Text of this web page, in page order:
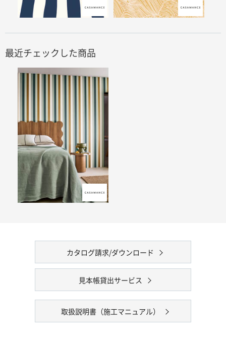
最近チェックした商品
カタログ請求/ダウンロード
見本帳貸出サービス
取扱説明書（施工マニュアル）